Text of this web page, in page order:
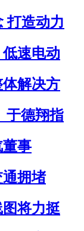
打造动力
速电动
解决方
于德翔指
董事
拥堵
将力挺